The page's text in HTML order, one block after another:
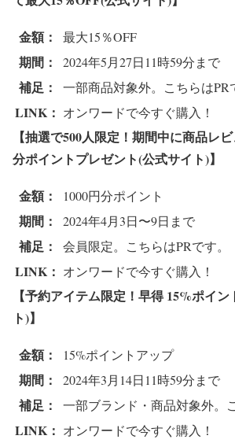
金額： 最大15％OFF
期間： 2024年5月27日11時59分まで
補足： 一部商品対象外。こちらはPR
LINK： オンワードで今すぐ購入！
【抽選で500人限定！期間中に商品レ
分ポイントプレゼント(公式サイト)】
金額： 1000円分ポイント
期間： 2024年4月3日〜9日まで
補足： 会員限定。こちらはPRです。
LINK： オンワードで今すぐ購入！
【予約アイテム限定！早得 15%ポイ
ト)】
金額： 15%ポイントアップ
期間： 2024年3月14日11時59分まで
補足： 一部ブランド・商品対象外。
LINK： オンワードで今すぐ購入！